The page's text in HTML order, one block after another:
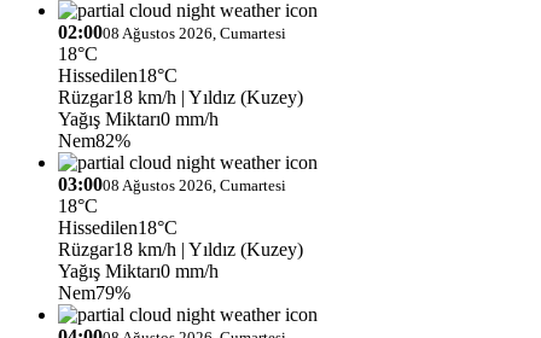
02:0008 Ağustos 2026, Cumartesi
18°C
Hissedilen18°C
Rüzgar18 km/h | Yıldız (Kuzey)
Yağış Miktarı0 mm/h
Nem82%
03:0008 Ağustos 2026, Cumartesi
18°C
Hissedilen18°C
Rüzgar18 km/h | Yıldız (Kuzey)
Yağış Miktarı0 mm/h
Nem79%